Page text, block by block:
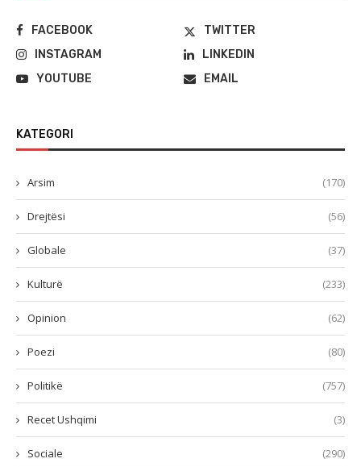
FACEBOOK
TWITTER
INSTAGRAM
LINKEDIN
YOUTUBE
EMAIL
KATEGORI
Arsim (170)
Drejtësi (56)
Globale (37)
Kulturë (233)
Opinion (62)
Poezi (80)
Politikë (757)
Recet Ushqimi (3)
Sociale (290)